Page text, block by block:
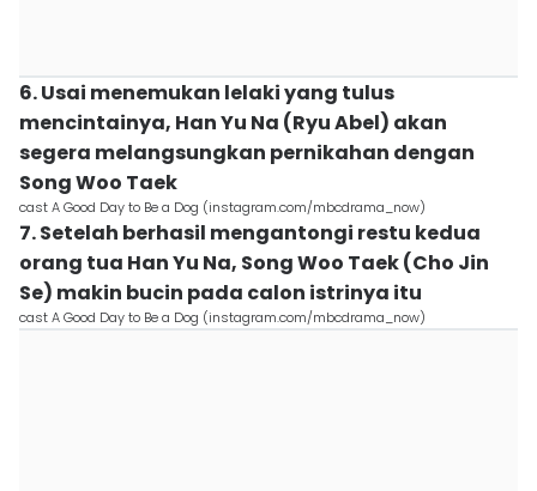
6. Usai menemukan lelaki yang tulus
mencintainya, Han Yu Na (Ryu Abel) akan
segera melangsungkan pernikahan dengan
Song Woo Taek
cast A Good Day to Be a Dog (instagram.com/mbcdrama_now)
7. Setelah berhasil mengantongi restu kedua
orang tua Han Yu Na, Song Woo Taek (Cho Jin
Se) makin bucin pada calon istrinya itu
cast A Good Day to Be a Dog (instagram.com/mbcdrama_now)